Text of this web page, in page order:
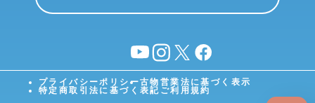
YouTubeinstagram
X facebook
プライバシーポリシー古物営業法に基づく表示
特定商取引法に基づく表記 ご利用規約